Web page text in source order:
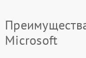
Microsoft